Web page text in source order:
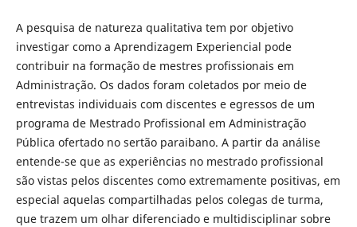
A pesquisa de natureza qualitativa tem por objetivo
investigar como a Aprendizagem Experiencial pode
contribuir na formação de mestres profissionais em
Administração. Os dados foram coletados por meio de
entrevistas individuais com discentes e egressos de um
programa de Mestrado Profissional em Administração
Pública ofertado no sertão paraibano. A partir da análise
entende-se que as experiências no mestrado profissional
são vistas pelos discentes como extremamente positivas, em
especial aquelas compartilhadas pelos colegas de turma,
que trazem um olhar diferenciado e multidisciplinar sobre